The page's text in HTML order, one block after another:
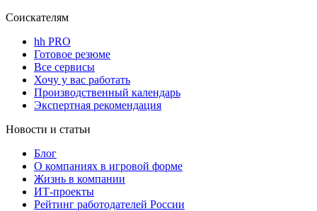
Соискателям
hh PRO
Готовое резюме
Все сервисы
Хочу у вас работать
Производственный календарь
Экспертная рекомендация
Новости и статьи
Блог
О компаниях в игровой форме
Жизнь в компании
ИТ-проекты
Рейтинг работодателей России